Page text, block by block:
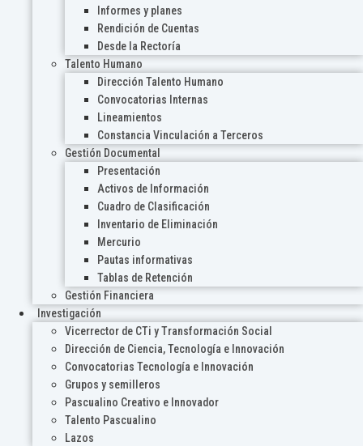
Informes y planes
Rendición de Cuentas
Desde la Rectoría
Talento Humano
Dirección Talento Humano
Convocatorias Internas
Lineamientos
Constancia Vinculación a Terceros
Gestión Documental
Presentación
Activos de Información
Cuadro de Clasificación
Inventario de Eliminación
Mercurio
Pautas informativas
Tablas de Retención
Gestión Financiera
Investigación
Vicerrector de CTi y Transformación Social
Dirección de Ciencia, Tecnología e Innovación
Convocatorias Tecnología e Innovación
Grupos y semilleros
Pascualino Creativo e Innovador
Talento Pascualino
Lazos